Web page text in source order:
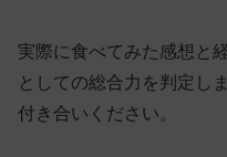
実際に食べてみた感想と
としての総合力を判定し
付き合いください。